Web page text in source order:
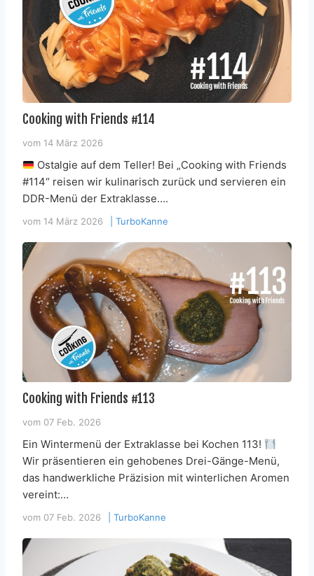
Cooking with Friends #114
vom 14 März 2026
Ostalgie auf dem Teller! Bei „Cooking with Friends
#114“ reisen wir kulinarisch zurück und servieren ein
DDR-Menü der Extraklasse….
vom 14 März 2026 TurboKanne
Cooking with Friends #113
vom 07 Feb. 2026
Ein Wintermenü der Extraklasse bei Kochen 113!
Wir präsentieren ein gehobenes Drei-Gänge-Menü,
das handwerkliche Präzision mit winterlichen Aromen
vereint:…
vom 07 Feb. 2026 TurboKanne